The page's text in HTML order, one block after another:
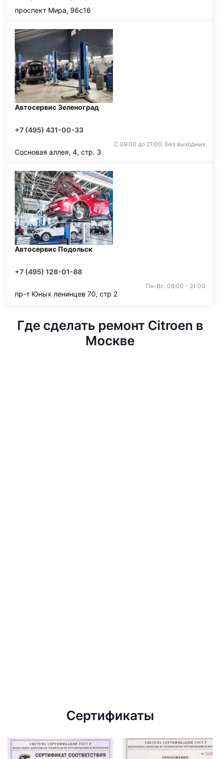
проспект Мира, 96с16
Автосервис Зеленоград
+7 (495) 431-00-33
С 09:00 до 21:00. Без выходных
Сосновая аллея, 4, стр. 3
Автосервис Подольск
+7 (495) 128-01-88
Пн-Вс: 09:00 - 21:00
пр-т Юных ленинцев 70, стр 2
Где сделать ремонт Citroen в
Москве
Сертификаты